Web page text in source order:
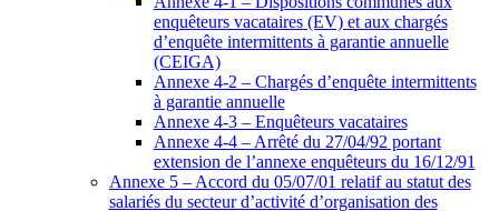
enquêteurs vacataires (EV) et aux chargés
d’enquête intermittents à garantie annuelle
(CEIGA)
Annexe 4-2 – Chargés d’enquête intermittents
à garantie annuelle
Annexe 4-3 – Enquêteurs vacataires
Annexe 4-4 – Arrêté du 27/04/92 portant
extension de l’annexe enquêteurs du 16/12/91
Annexe 5 – Accord du 05/07/01 relatif au statut des
salariés du secteur d’activité d’organisation des